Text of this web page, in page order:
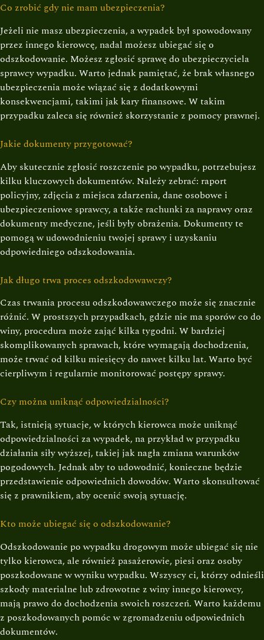
Co zrobić gdy nie mam ubezpieczenia?
Jeżeli nie masz ubezpieczenia, a wypadek był spowodowany
przez innego kierowcę, nadal możesz ubiegać się o
odszkodowanie. Możesz zgłosić sprawę do ubezpieczyciela
sprawcy wypadku. Warto jednak pamiętać, że brak własnego
ubezpieczenia może wiązać się z dodatkowymi
konsekwencjami, takimi jak kary finansowe. W takim
przypadku zaleca się również skorzystanie z pomocy prawnej.
Jakie dokumenty przygotować?
Aby skutecznie zgłosić roszczenie po wypadku, potrzebujesz
kilku kluczowych dokumentów. Należy zebrać: raport
policyjny, zdjęcia z miejsca zdarzenia, dane osobowe i
ubezpieczeniowe sprawcy, a także rachunki za naprawy oraz
dokumenty medyczne, jeśli były obrażenia. Dokumenty te
pomogą w udowodnieniu twojej sprawy i uzyskaniu
odpowiedniego odszkodowania.
Jak długo trwa proces odszkodowawczy?
Czas trwania procesu odszkodowawczego może się znacznie
różnić. W prostszych przypadkach, gdzie nie ma sporów co do
winy, procedura może zająć kilka tygodni. W bardziej
skomplikowanych sprawach, które wymagają dochodzenia,
może trwać od kilku miesięcy do nawet kilku lat. Warto być
cierpliwym i regularnie monitorować postępy sprawy.
Czy można uniknąć odpowiedzialności?
Tak, istnieją sytuacje, w których kierowca może uniknąć
odpowiedzialności za wypadek, na przykład w przypadku
działania siły wyższej, takiej jak nagła zmiana warunków
pogodowych. Jednak aby to udowodnić, konieczne będzie
przedstawienie odpowiednich dowodów. Warto skonsultować
się z prawnikiem, aby ocenić swoją sytuację.
Kto może ubiegać się o odszkodowanie?
Odszkodowanie po wypadku drogowym może ubiegać się nie
tylko kierowca, ale również pasażerowie, piesi oraz osoby
poszkodowane w wyniku wypadku. Wszyscy ci, którzy odnieśli
szkody materialne lub zdrowotne z winy innego kierowcy,
mają prawo do dochodzenia swoich roszczeń. Warto każdemu
z poszkodowanych pomóc w zgromadzeniu odpowiednich
dokumentów.